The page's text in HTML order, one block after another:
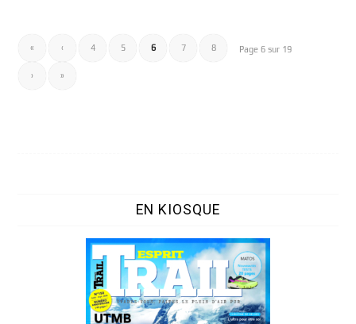
Page 6 sur 19
« ‹ 4 5 6 7 8
› »
EN KIOSQUE